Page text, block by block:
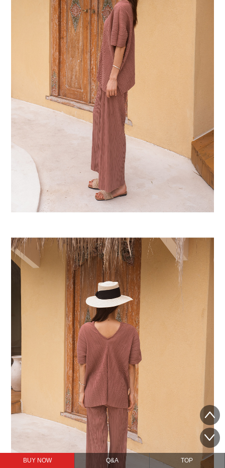
BUY NOW Q&A TOP